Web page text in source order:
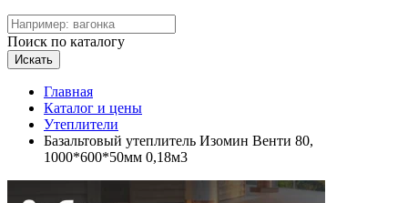
Поиск по каталогу
Искать
Главная
Каталог и цены
Утеплители
Базальтовый утеплитель Изомин Венти 80,
1000*600*50мм 0,18м3